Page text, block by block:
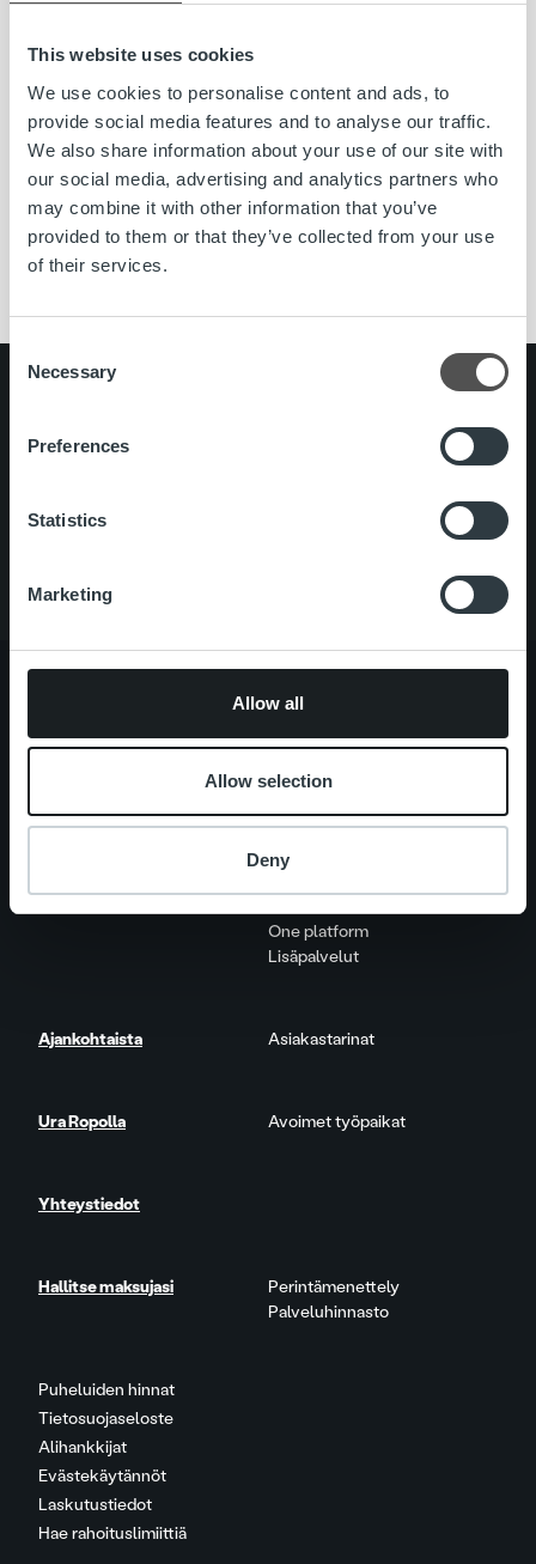
This website uses cookies
We use cookies to personalise content and ads, to
provide social media features and to analyse our traffic.
We also share information about your use of our site with
our social media, advertising and analytics partners who
may combine it with other information that you’ve
provided to them or that they’ve collected from your use
of their services.
Consent
Selection
Necessary
Preferences
Statistics
Marketing
Allow all
Allow selection
Deny
Sunnuntai 28.10.
Sunnuntai 25.11.
Pikalinkit
Puheluiden hinnat
Tietosuojaseloste
Alihankkijat
Evästekäytännöt
Laskutustiedot
Hae rahoituslimiittiä
Tietoa meistä
Johto ja organisaatio
Ihmiset ja kulttuurimme
One platform
Lisäpalvelut
Ajankohtaista Asiakastarinat
Ura Ropolla Avoimet työpaikat
Yhteystiedot
Hallitse maksujasi
Perintämenettely
Palveluhinnasto